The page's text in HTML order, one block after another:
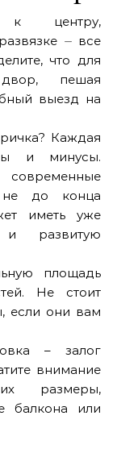
центру,
⏤ все
что для
пешая
выезд на
Каждая
и минусы.
не до конца
иметь уже
и развитую
площадь
Не стоит
если они вам
– залог
внимание
размеры,
балкона или